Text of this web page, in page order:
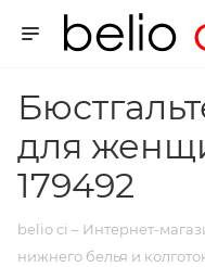
для
179492
belio ci – Интернет-
нижнего белья и